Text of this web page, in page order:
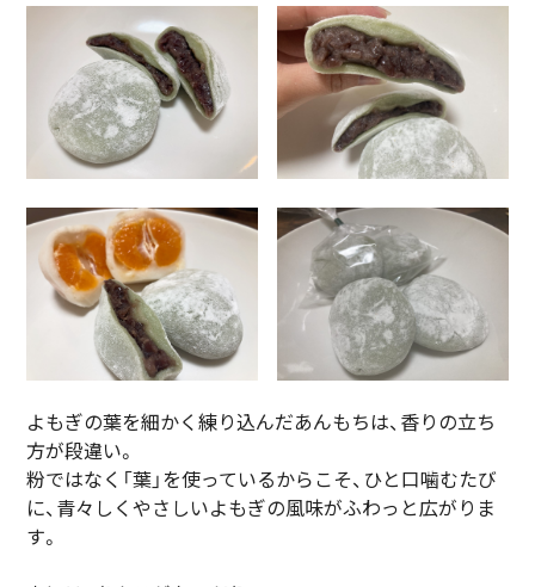
よもぎの葉を細かく練り込んだあんもちは、香りの立ち
方が段違い。
粉ではなく「葉」を使っているからこそ、ひと口噛むたび
に、青々しくやさしいよもぎの風味がふわっと広がりま
す。